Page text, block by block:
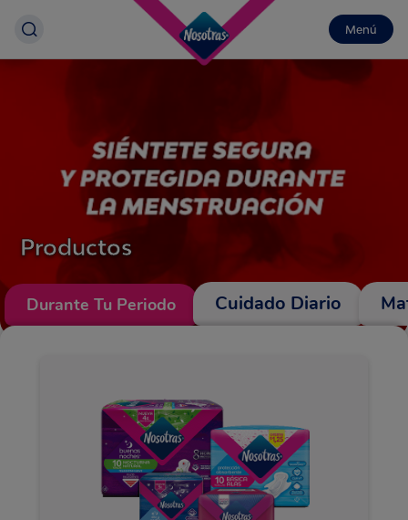
Menú
Productos
Durante Tu Periodo Cuidado Diario